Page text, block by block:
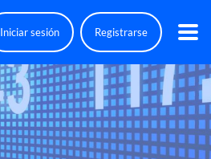
Iniciar sesión Registrarse